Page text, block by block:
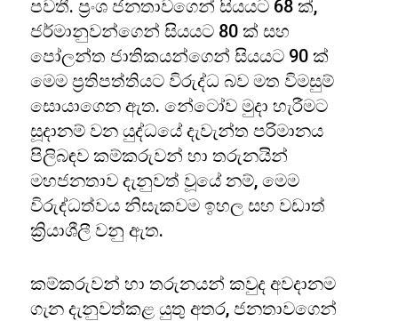
පවතී. ප්‍රංශ ජනතාවගෙන් සියයට 68 ක්,
ජර්මානුවන්ගෙන් සියයට 80 ක් සහ
පෝලන්ත ජාතිකයන්ගෙන් සියයට 90 ක්
මෙම ප්‍රතිපත්තියට විරුද්ධ බව මත විමසුම්
සොයාගෙන ඇත. නේටෝව මුදා හැරීමට
සූදානම් වන යුද්ධයේ දැවැන්ත පරිමානය
පිලිබඳව කම්කරුවන් හා තරුනයින්
මහජනතාව දැනුවත් වූයේ නම්, මෙම
විරුද්ධත්වය නිසැකවම ඉහල සහ වඩාත්
ක්‍රියාශීලී වනු ඇත.
කම්කරුවන් හා තරුනයන් කවුද අවදානම
ගැන දැනුවත්කළ යුතු අතර, ජනතාවගෙන්